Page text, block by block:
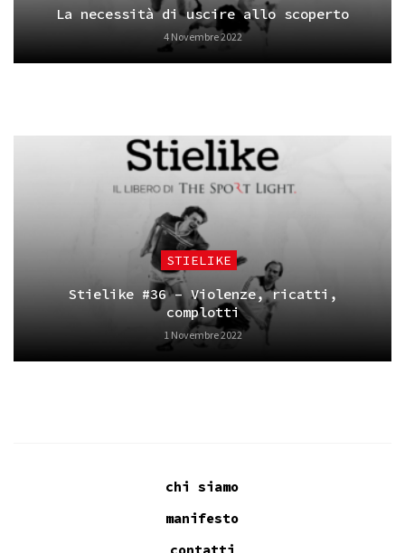
La necessità di uscire allo scoperto
4 Novembre 2022
STIELIKE
Stielike #36 – Violenze, ricatti,
complotti
1 Novembre 2022
chi siamo
manifesto